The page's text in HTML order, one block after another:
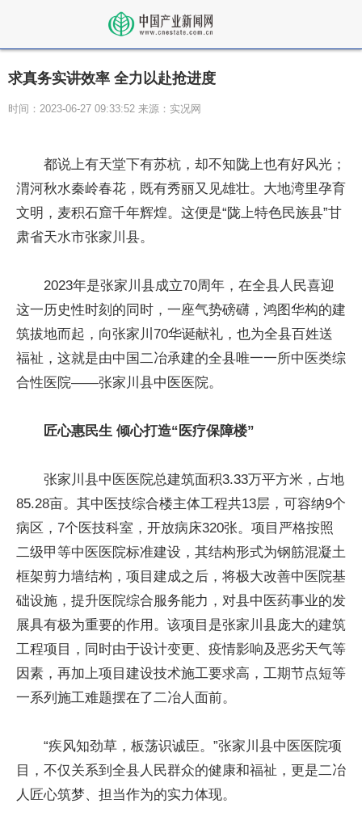
求真务实讲效率 全力以赴抢进度
时间：2023-06-27 09:33:52 来源：实况网
都说上有天堂下有苏杭，却不知陇上也有好风光；
渭河秋水秦岭春花，既有秀丽又见雄壮。大地湾里孕育
文明，麦积石窟千年辉煌。这便是“陇上特色民族县”甘
肃省天水市张家川县。
2023年是张家川县成立70周年，在全县人民喜迎
这一历史性时刻的同时，一座气势磅礴，鸿图华构的建
筑拔地而起，向张家川70华诞献礼，也为全县百姓送
福祉，这就是由中国二冶承建的全县唯一一所中医类综
合性医院——张家川县中医医院。
匠心惠民生 倾心打造“医疗保障楼”
张家川县中医医院总建筑面积3.33万平方米，占地
85.28亩。其中医技综合楼主体工程共13层，可容纳9个
病区，7个医技科室，开放病床320张。项目严格按照
二级甲等中医医院标准建设，其结构形式为钢筋混凝土
框架剪力墙结构，项目建成之后，将极大改善中医院基
础设施，提升医院综合服务能力，对县中医药事业的发
展具有极为重要的作用。该项目是张家川县庞大的建筑
工程项目，同时由于设计变更、疫情影响及恶劣天气等
因素，再加上项目建设技术施工要求高，工期节点短等
一系列施工难题摆在了二冶人面前。
“疾风知劲草，板荡识诚臣。”张家川县中医医院项
目，不仅关系到全县人民群众的健康和福祉，更是二冶
人匠心筑梦、担当作为的实力体现。